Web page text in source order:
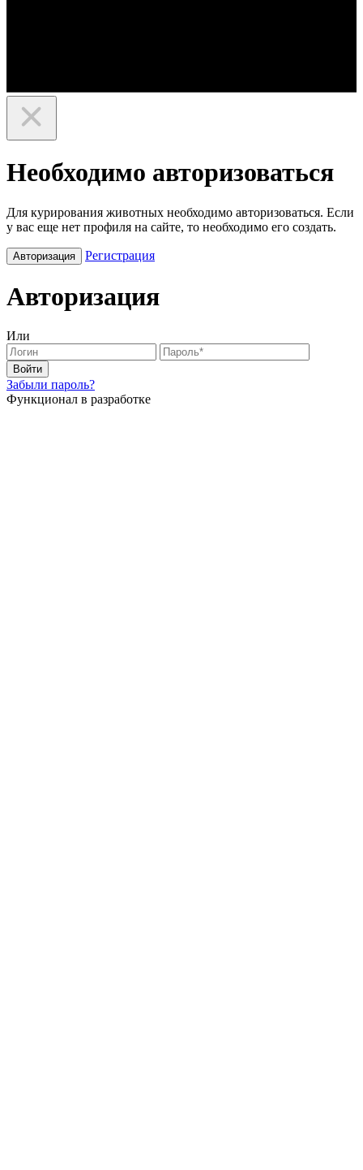
Необходимо авторизоваться
Для курирования животных необходимо авторизоваться. Если
у вас еще нет профиля на сайте, то необходимо его создать.
Авторизация Регистрация
Авторизация
Или
Войти
Забыли пароль?
Функционал в разработке